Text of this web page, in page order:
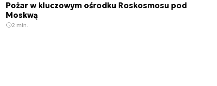
Pożar w kluczowym ośrodku Roskosmosu pod
Moskwą
2 min.